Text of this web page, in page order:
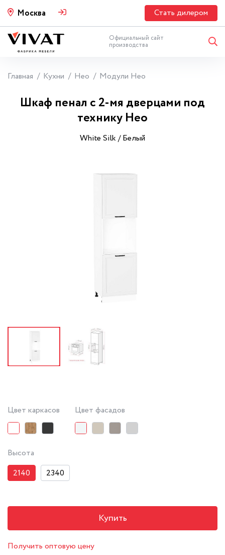
Москва Стать дилером
Официальный сайт
производства
Главная Кухни Нео Модули Нео
Шкаф пенал с 2-мя дверцами под
технику Нео
White Silk / Белый
Цвет каркасов Цвет фасадов
Высота
2140
2340
Купить
Получить оптовую цену